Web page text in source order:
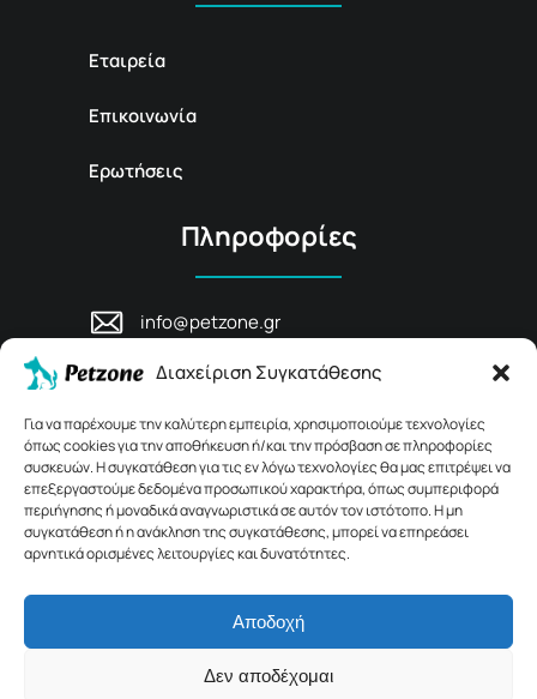
Διαχείριση Συγκατάθεσης
Για να παρέχουμε την καλύτερη εμπειρία, χρησιμοποιούμε τεχνολογίες
όπως cookies για την αποθήκευση ή/και την πρόσβαση σε πληροφορίες
συσκευών. Η συγκατάθεση για τις εν λόγω τεχνολογίες θα μας επιτρέψει να
επεξεργαστούμε δεδομένα προσωπικού χαρακτήρα, όπως συμπεριφορά
περιήγησης ή μοναδικά αναγνωριστικά σε αυτόν τον ιστότοπο. Η μη
συγκατάθεση ή η ανάκληση της συγκατάθεσης, μπορεί να επηρεάσει
αρνητικά ορισμένες λειτουργίες και δυνατότητες.
Αποδοχή
Δεν αποδέχομαι
Εταιρεία
Επικοινωνία
Ερωτήσεις
Πληροφορίες
info@petzone.gr
Ρέθυμνο, Κρήτη
© 2026 Petzone.gr – All Rights Reserved.